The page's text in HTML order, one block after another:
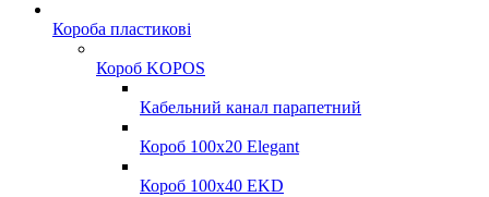
Короба пластикові
Короб KOPOS
Кабельний канал парапетний
Короб 100x20 Elegant
Короб 100x40 EKD